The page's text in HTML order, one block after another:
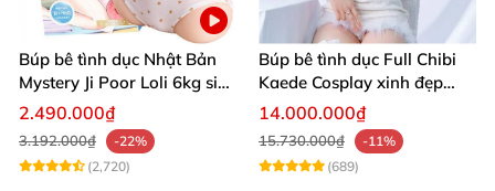
Búp bê tình dục Nhật Bản
Mystery Ji Poor Loli 6kg siêu
thực
2.490.000₫
3.192.000₫
-22%
(2,720)
Búp bê tình dục Full Chibi
Kaede Cosplay xinh đẹp
1m40-1m70 silicon cao cấp
14.000.000₫
15.730.000₫
-11%
(689)